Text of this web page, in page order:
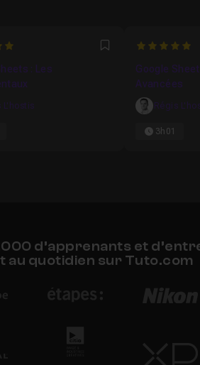
Favori
: Les
L'hostis
5
Google
Avancées
Régis
3h01
d’apprenants et
au quotidien sur Tuto.com